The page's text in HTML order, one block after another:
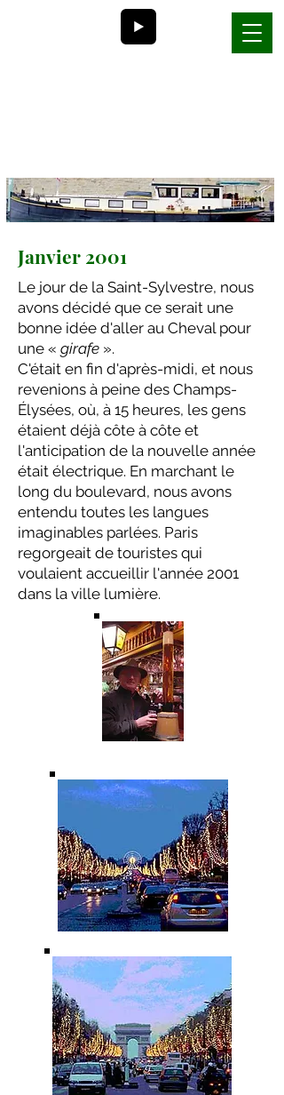
Janvier 2001
Le jour de la Saint-Sylvestre, nous
avons décidé que ce serait une
bonne idée d'aller au Cheval pour
une « girafe ».
C'était en fin d'après-midi, et nous
revenions à peine des Champs-
Élysées, où, à 15 heures, les gens
étaient déjà côte à côte et
l'anticipation de la nouvelle année
était électrique. En marchant le
long du boulevard, nous avons
entendu toutes les langues
imaginables parlées. Paris
regorgeait de touristes qui
voulaient accueillir l'année 2001
dans la ville lumière.